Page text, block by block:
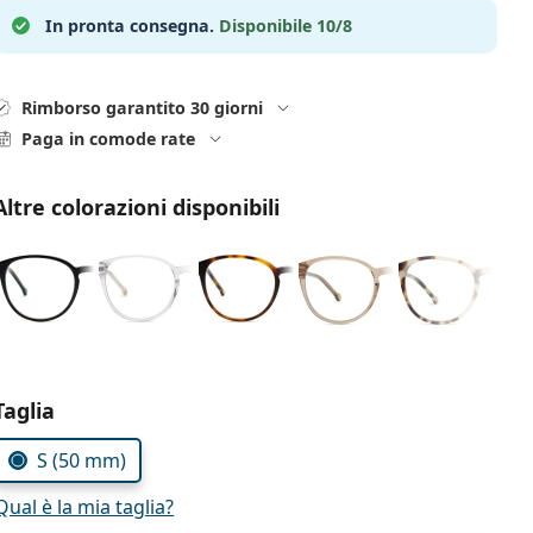
In pronta consegna. Disponibile 10/8
Rimborso garantito 30 giorni
Paga in comode rate
colorazioni disponibili
i parametri
S (50 mm)
è la mia taglia?